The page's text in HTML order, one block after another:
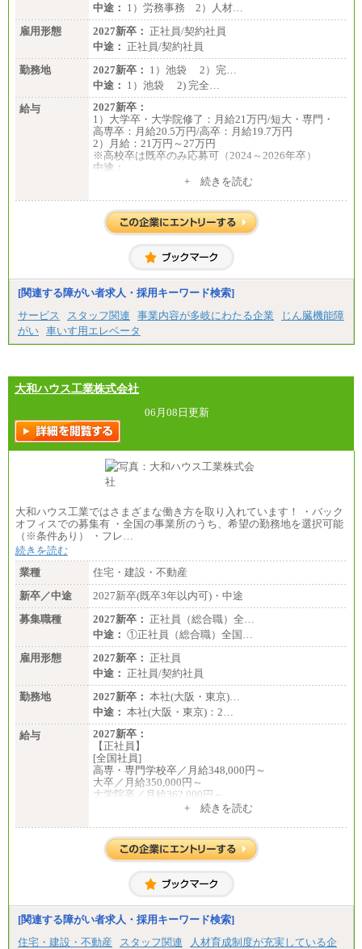
中途： 1）労務事務 2）人材…
雇用形態
2027新卒： 正社員/契約社員
中途： 正社員/契約社員
勤務地
2027新卒： 1）池袋 2）完…
中途： 1）池袋 2) 完全…
給与
2027新卒：
1）大学卒・大学院修了：月給21万円/短大・専門・
高専卒：月給20.5万円/高卒：月給19.7万円
2）月給：21万円～27万円
※高校卒は既卒のみ応募可（2024～2026年卒）
中途：
1）月給：21万円～25万円+ 続きを読む
[関連する障がい者求人・採用キーワード検索]
サービス
スタッフ関連 事業内容が多岐にわたる企業
じん臓機能障
がい 車いす用エレベータ
大和ハウス工業株式会社
06月08日更新
大和ハウス工業ではさまざまな働き方を取り入れています！ ・バック
オフィスでの募集有 ・全国の事業所のうち、希望の勤務地を選択可能
（※条件あり） ・フレ…
続きを読む
業種
住宅・建設・不動産
新卒／中途
2027新卒(既卒3年以内可)・中途
募集職種
2027新卒： 正社員（総合職）全…
中途： ①正社員（総合職）全国…
雇用形態
2027新卒： 正社員
中途： 正社員/契約社員
勤務地
2027新卒： 本社(大阪・東京)…
中途： 本社(大阪・東京)：2…
給与
2027新卒：
【正社員】
[全国社員]
高専・専門学校卒／月給348,000円～
大卒／月給350,000円～
大学院卒／月給362,000円～
[地域社員]月給295,000円～
【正社員】
[全国社員]月給348,000円～
[地域社員]月給295,000円～
【契約社員】月給200,000円～
+ 続きを読む
[関連する障がい者求人・採用キーワード検索]
住宅・建設・不動産
スタッフ関連
人材育成制度が充実している企